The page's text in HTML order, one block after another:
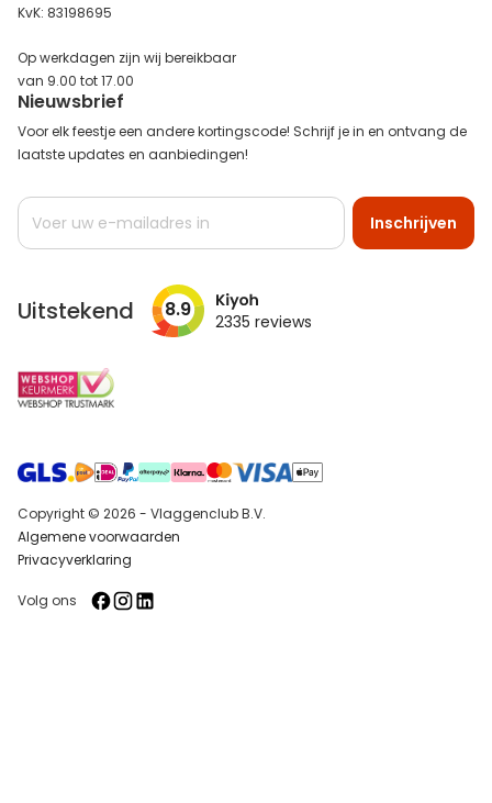
KvK: 83198695
Op werkdagen zijn wij bereikbaar
van 9.00 tot 17.00
Nieuwsbrief
Voor elk feestje een andere kortingscode! Schrijf je in en ontvang de
laatste updates en aanbiedingen!
Abonneer
op
Inschrijven
Uitstekend 8.9 2335 reviews
Copyright © 2026 - Vlaggenclub B.V.
Algemene voorwaarden
Privacyverklaring
Volg ons